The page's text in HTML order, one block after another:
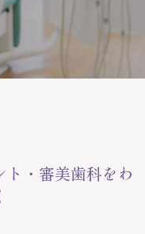
・審美歯科をわ